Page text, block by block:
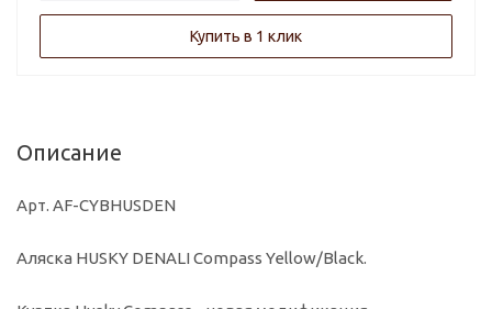
Купить в 1 клик
Описание
Арт. AF-CYBHUSDEN
Аляска HUSKY DENALI Compass Yellow/Black.